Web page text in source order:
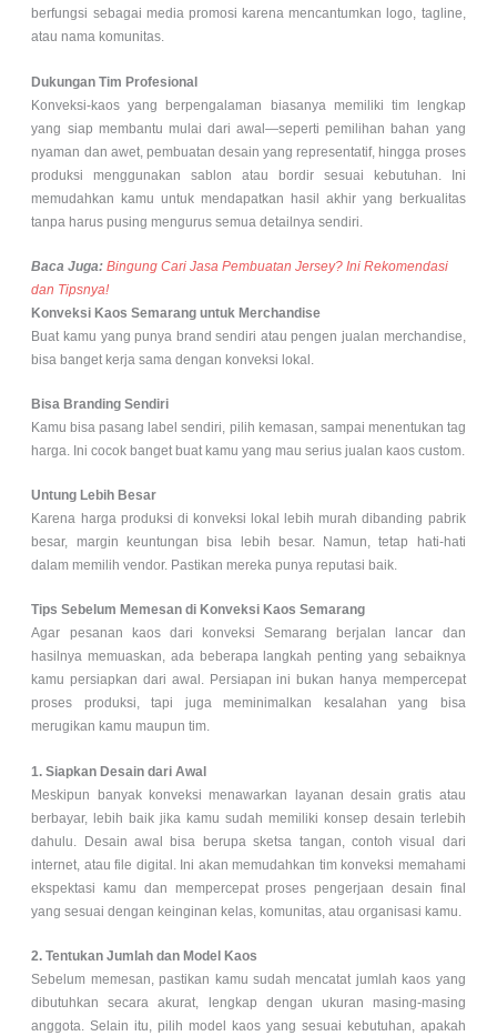
berfungsi sebagai media promosi karena mencantumkan logo, tagline,
atau nama komunitas.
Dukungan Tim Profesional
Konveksi-kaos yang berpengalaman biasanya memiliki tim lengkap
yang siap membantu mulai dari awal—seperti pemilihan bahan yang
nyaman dan awet, pembuatan desain yang representatif, hingga proses
produksi menggunakan sablon atau bordir sesuai kebutuhan. Ini
memudahkan kamu untuk mendapatkan hasil akhir yang berkualitas
tanpa harus pusing mengurus semua detailnya sendiri.
Baca Juga: Bingung Cari Jasa Pembuatan Jersey? Ini Rekomendasi
dan Tipsnya!
Konveksi Kaos Semarang untuk Merchandise
Buat kamu yang punya brand sendiri atau pengen jualan merchandise,
bisa banget kerja sama dengan konveksi lokal.
Bisa Branding Sendiri
Kamu bisa pasang label sendiri, pilih kemasan, sampai menentukan tag
harga. Ini cocok banget buat kamu yang mau serius jualan kaos custom.
Untung Lebih Besar
Karena harga produksi di konveksi lokal lebih murah dibanding pabrik
besar, margin keuntungan bisa lebih besar. Namun, tetap hati-hati
dalam memilih vendor. Pastikan mereka punya reputasi baik.
Tips Sebelum Memesan di Konveksi Kaos Semarang
Agar pesanan kaos dari konveksi Semarang berjalan lancar dan
hasilnya memuaskan, ada beberapa langkah penting yang sebaiknya
kamu persiapkan dari awal. Persiapan ini bukan hanya mempercepat
proses produksi, tapi juga meminimalkan kesalahan yang bisa
merugikan kamu maupun tim.
1. Siapkan Desain dari Awal
Meskipun banyak konveksi menawarkan layanan desain gratis atau
berbayar, lebih baik jika kamu sudah memiliki konsep desain terlebih
dahulu. Desain awal bisa berupa sketsa tangan, contoh visual dari
internet, atau file digital. Ini akan memudahkan tim konveksi memahami
ekspektasi kamu dan mempercepat proses pengerjaan desain final
yang sesuai dengan keinginan kelas, komunitas, atau organisasi kamu.
2. Tentukan Jumlah dan Model Kaos
Sebelum memesan, pastikan kamu sudah mencatat jumlah kaos yang
dibutuhkan secara akurat, lengkap dengan ukuran masing-masing
anggota. Selain itu, pilih model kaos yang sesuai kebutuhan, apakah